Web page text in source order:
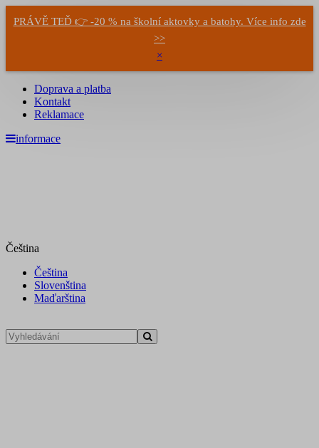
PRÁVĚ TEĎ 👉 -20 % na školní aktovky a batohy. Více info zde
>>
×
Doprava a platba
Kontakt
Reklamace
informace
Čeština
Čeština
Slovenština
Maďarština